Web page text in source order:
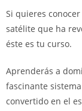
Si quieres
satélite que ha
éste es tu curso.
Aprenderás a
fascinante
convertido en el